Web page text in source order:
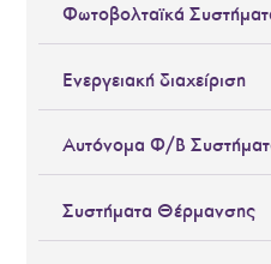
Φωτοβολταϊκά
Ενεργειακή διαχείριση
Αυτόνομα Φ/Β
Συστήματα Θέρμανσης